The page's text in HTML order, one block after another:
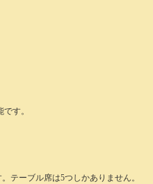
す。
テーブル席は5つしかありません。